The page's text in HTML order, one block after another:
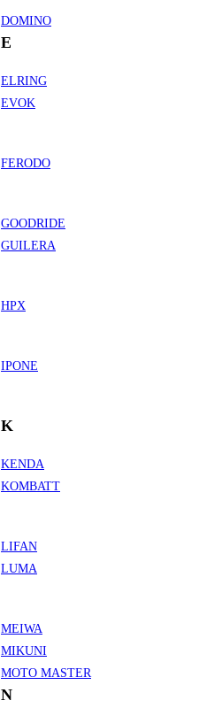
DOMINO
E
ELRING
EVOK
FERODO
GOODRIDE
GUILERA
HPX
IPONE
K
KENDA
KOMBATT
LIFAN
LUMA
MEIWA
MIKUNI
MOTO MASTER
N